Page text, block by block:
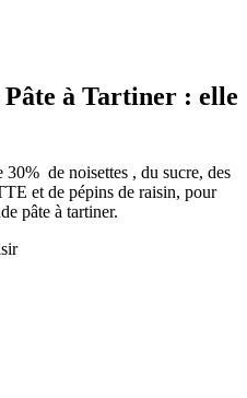
à Tartiner : elle
de noisettes , du sucre, des
et de pépins de raisin, pour
pâte à tartiner.